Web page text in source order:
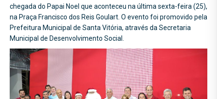
chegada do Papai Noel que aconteceu na última sexta-feira (25),
na Praça Francisco dos Reis Goulart. O evento foi promovido pela
Prefeitura Municipal de Santa Vitória, através da Secretaria
Municipal de Desenvolvimento Social.